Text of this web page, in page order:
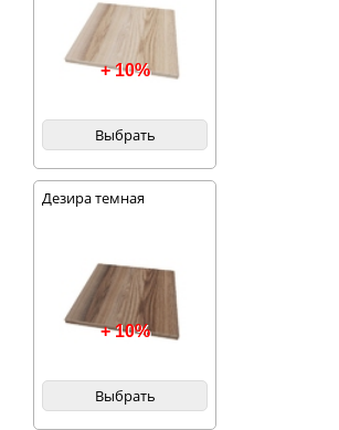
+ 10%
Выбрать
Дезира темная
+ 10%
Выбрать